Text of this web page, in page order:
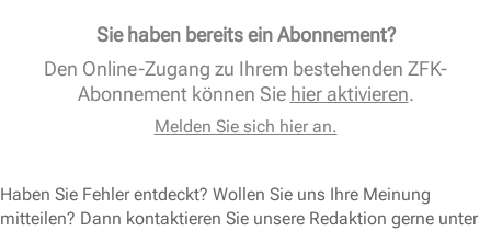
Sie haben bereits ein Abonnement?
Den Online-Zugang zu Ihrem bestehenden ZFK-
Abonnement können Sie hier aktivieren.
Melden Sie sich hier an.
Haben Sie Fehler entdeckt? Wollen Sie uns Ihre Meinung
mitteilen? Dann kontaktieren Sie unsere Redaktion gerne unter